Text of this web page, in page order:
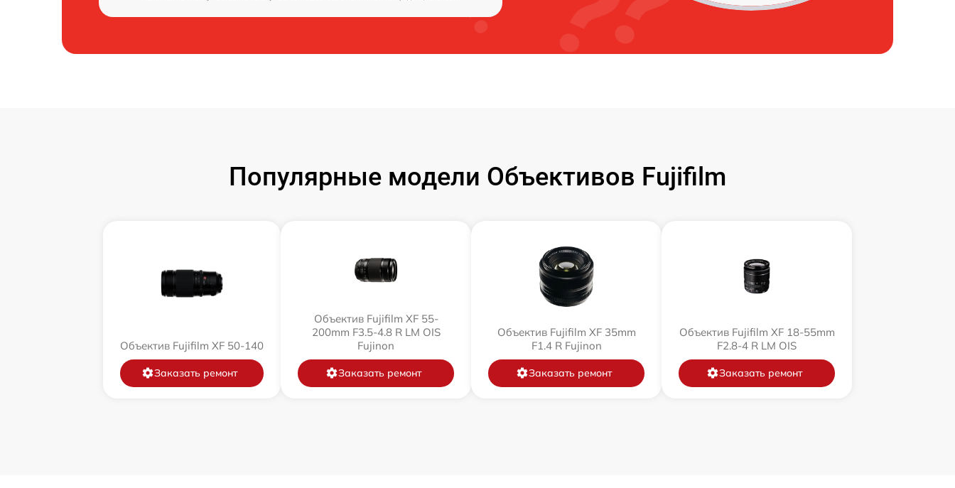
Популярные модели Объективов Fujifilm
Объектив Fujifilm XF 50-140
Заказать ремонт
Объектив Fujifilm XF 55-
200mm F3.5-4.8 R LM OIS
Fujinon
Заказать ремонт
Объектив Fujifilm XF 35mm
F1.4 R Fujinon
Заказать ремонт
Объектив Fujifilm XF 18-55mm
F2.8-4 R LM OIS
Заказать ремонт